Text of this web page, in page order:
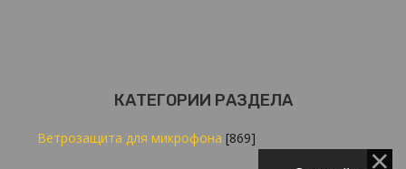
КАТЕГОРИИ РАЗДЕЛА
Ветрозащита для микрофона [869]